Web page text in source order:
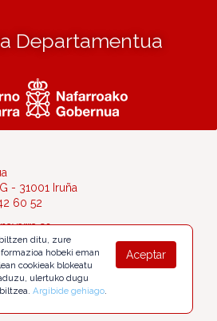
Departamentua
- 31001 Iruña
60 52
Aceptar
ditu, zure
hobeki eman
cookieak blokeatu
ulertuko dugu
Argibide gehiago.